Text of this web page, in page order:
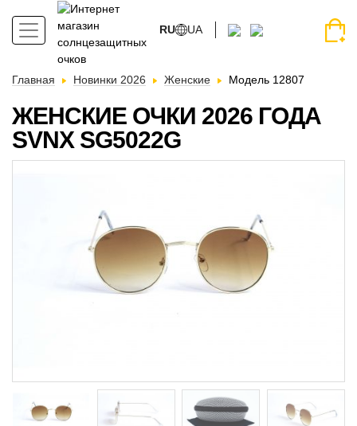
RU UA
Главная Новинки 2026 Женские Модель 12807
ЖЕНСКИЕ ОЧКИ 2026 ГОДА
SVNX SG5022G